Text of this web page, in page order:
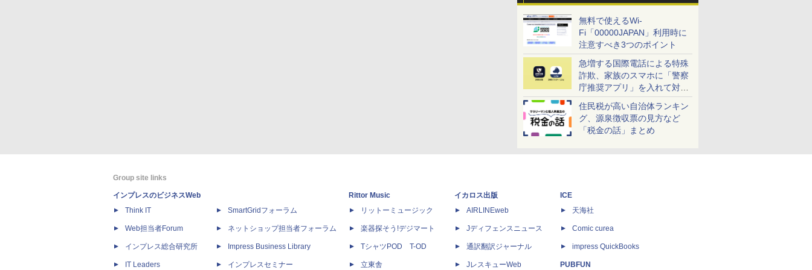
無料で使えるWi-
Fi「00000JAPAN」利用時に
注意すべき3つのポイント
急増する国際電話による特殊
詐欺、家族のスマホに「警察
庁推奨アプリ」を入れて対策
しよう！
住民税が高い自治体ランキン
グ、源泉徴収票の見方など
「税金の話」まとめ
Group site links
インプレスのビジネスWeb
Think IT
Web担当者Forum
インプレス総合研究所
IT Leaders
SmartGridフォーラム
ネットショップ担当者フォーラム
Impress Business Library
インプレスセミナー
Rittor Music
リットーミュージック
楽器探そう!デジマート
TシャツPOD T-OD
立東舎
イカロス出版
AIRLINEweb
Jディフェンスニュース
通訳翻訳ジャーナル
JレスキューWeb
ICE
天海社
Comic curea
impress QuickBooks
PUBFUN